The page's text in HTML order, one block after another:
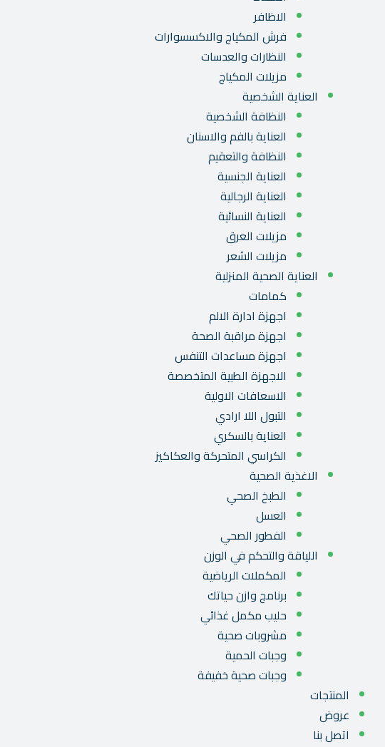
الاظافر
فرش المكياج والاكسسوارات
النظارات والعدسات
مزيلات المكياج
العناية الشخصية
النظافة الشخصية
العناية بالفم والاسنان
النظافة والتعقيم
العناية الجنسية
العناية الرجالية
العناية النسائية
مزيلات العرق
مزيلات الشعر
العناية الصحية المنزلية
كمامات
اجهزة ادارة الالم
اجهزة مراقبة الصحة
اجهزة مساعدات التنفس
الاجهزة الطبية المتخصصة
الاسعافات الاولية
التبول اللا ارادي
العناية بالسكري
الكراسي المتحركة والعكاكيز
الاغذية الصحية
الطبخ الصحي
العسل
الفطور الصحي
اللياقة والتحكم في الوزن
المكملات الرياضية
برنامج وازن حياتك
حليب مكمل غذائي
مشروبات صحية
وجبات الحمية
وجبات صحية خفيفة
المنتجات
عروض
اتصل بنا